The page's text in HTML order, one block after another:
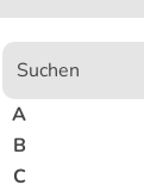
A
B
C